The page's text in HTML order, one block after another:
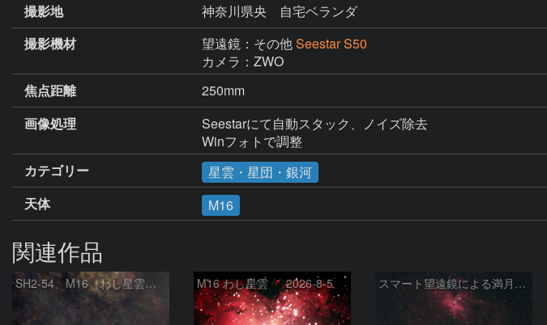
撮影地
神奈川県央 自宅ベランダ
撮影機材
望遠鏡：その他Seestar S50
カメラ：ZWO
焦点距離
250mm
画像処理
Seestarにて自動スタック、ノイズ除去
カテゴリー
星雲・星団・銀河
天体
M16
関連作品
SH2‑54、M16（わし星雲）、M17（オメガ星雲） M16 わし星雲 2026-8-5 スマート望遠鏡による満月下の星雲（M16,NGC6960）